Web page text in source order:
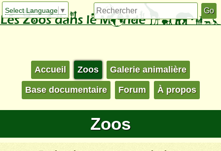
Select Language ▼
Accueil Zoos Galerie animalière
Base documentaire Forum À propos
Zoos